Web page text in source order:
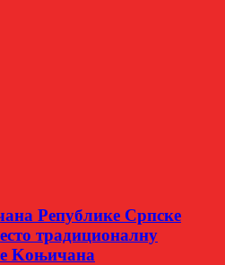
Републике Српске
традиционалну
Kоњичана